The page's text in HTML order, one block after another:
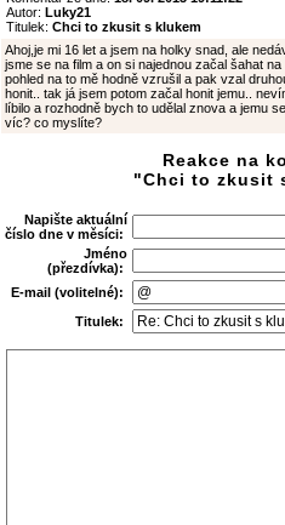
Autor: Luky21
Titulek: Chci to zkusit s klukem
Ahoj,je mi 16 let a jsem na holky snad, ale
jsme se na film a on si najednou začal šahat
pohled na to mě hodně vzrušil a pak vzal
honit.. tak já jsem potom začal honit jemu..
líbilo a rozhodně bych to udělal znova a jemu
víc? co myslíte?
Reakce na
"Chci to zkusit
Napište aktuální
číslo dne v měsíci:
Jméno
(přezdívka):
E-mail (volitelné):
Titulek: